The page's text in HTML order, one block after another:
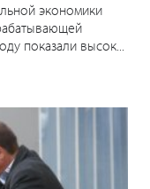
экономики
показали высок...